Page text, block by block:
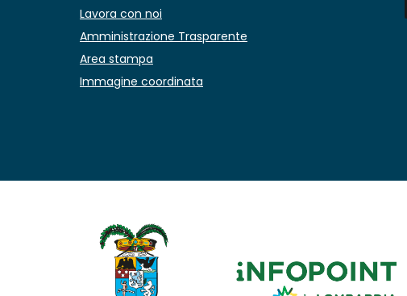
Lavora con noi
Amministrazione Trasparente
Area stampa
Immagine coordinata